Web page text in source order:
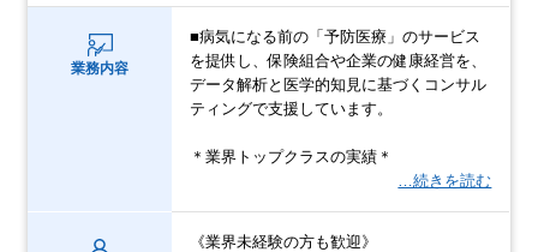
業務内容
■病気になる前の「予防医療」のサービス
を提供し、保険組合や企業の健康経営を、
データ解析と医学的知見に基づくコンサル
ティングで支援しています。
＊業界トップクラスの実績＊
…続きを読む
《業界未経験の方も歓迎》